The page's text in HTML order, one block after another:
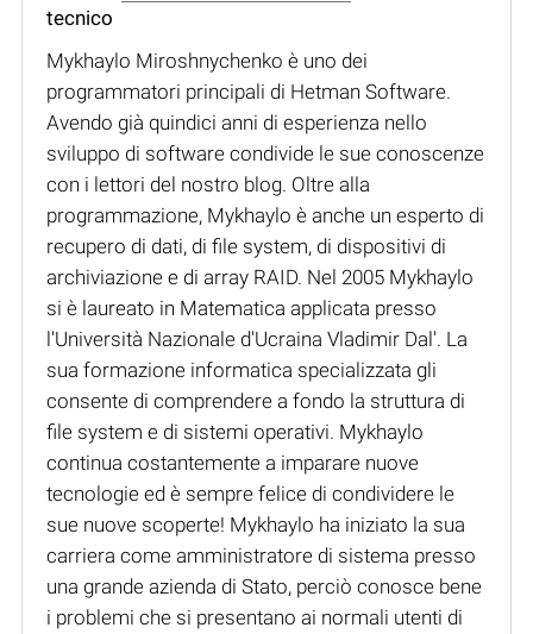
tecnico
Mykhaylo Miroshnychenko è uno dei
programmatori principali di Hetman Software.
Avendo già quindici anni di esperienza nello
sviluppo di software condivide le sue conoscenze
con i lettori del nostro blog. Oltre alla
programmazione, Mykhaylo è anche un esperto di
recupero di dati, di file system, di dispositivi di
archiviazione e di array RAID. Nel 2005 Mykhaylo
si è laureato in Matematica applicata presso
l'Università Nazionale d'Ucraina Vladimir Dal'. La
sua formazione informatica specializzata gli
consente di comprendere a fondo la struttura di
file system e di sistemi operativi. Mykhaylo
continua costantemente a imparare nuove
tecnologie ed è sempre felice di condividere le
sue nuove scoperte! Mykhaylo ha iniziato la sua
carriera come amministratore di sistema presso
una grande azienda di Stato, perciò conosce bene
i problemi che si presentano ai normali utenti di